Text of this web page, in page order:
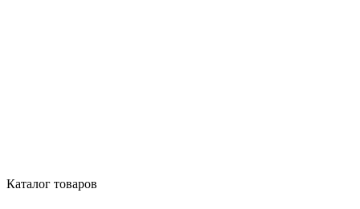
Каталог товаров